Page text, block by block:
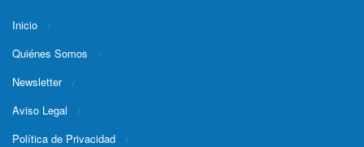
Inicio
Quiénes Somos
Newsletter
Aviso Legal
Política de Privacidad